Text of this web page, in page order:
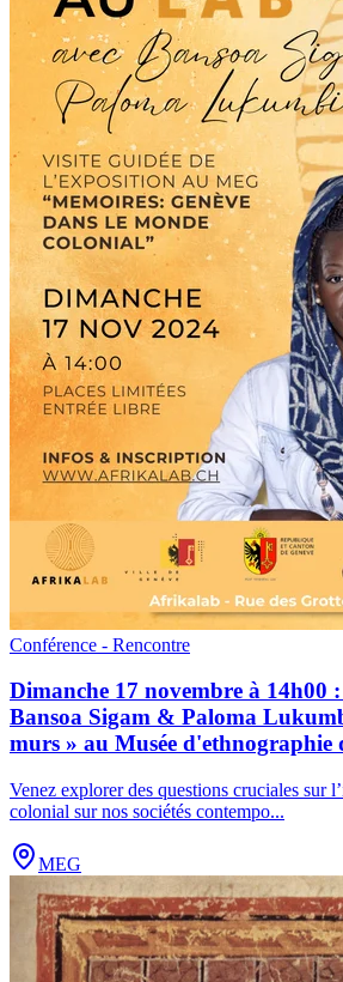
Conférence - Rencontre
Dimanche 17 novembre à 14h00
Bansoa Sigam & Paloma
murs » au Musée d'ethnographie
Venez explorer des questions cruciales sur
colonial sur nos sociétés contempo...
MEG